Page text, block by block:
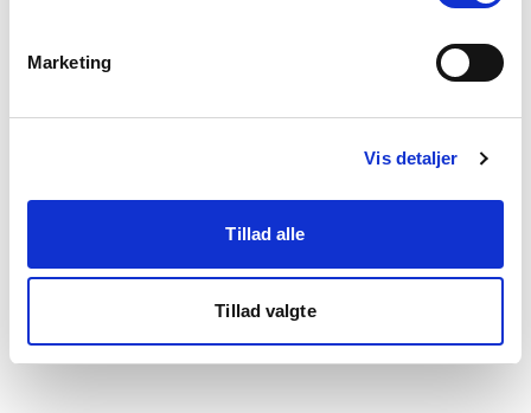
Marketing
Vis detaljer
Tillad alle
Tillad valgte